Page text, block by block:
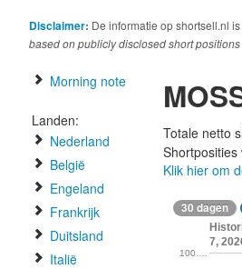
Disclaimer: De informatie op shortsell.nl
based on publicly disclosed short
Morning note
Landen:
Nederland
België
Engeland
Frankrijk
Duitsland
Italië
Totale netto
Klik hier om
30 dagen
7,
100.…